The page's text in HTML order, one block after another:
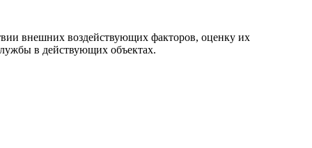
внешних воздействующих факторов, оценку их
в действующих объектах.